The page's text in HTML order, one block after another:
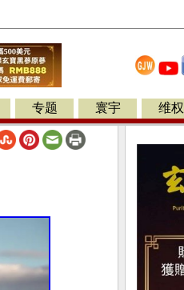
专题 寰宇 维权